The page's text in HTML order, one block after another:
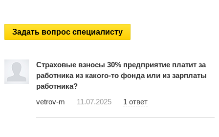
Задать вопрос специалисту
Страховые взносы 30% предприятие платит за
работника из какого-то фонда или из зарплаты
работника?
vetrov-m
11.07.2025 1 ответ